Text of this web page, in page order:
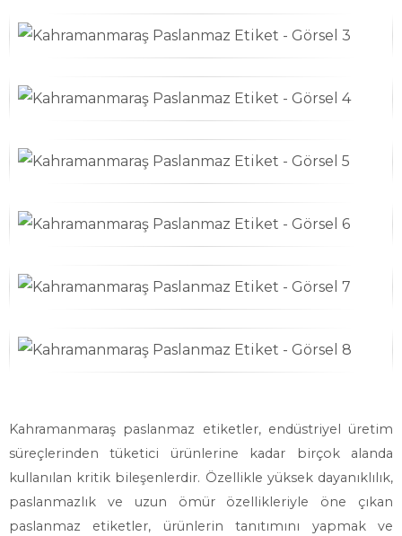
Kahramanmaraş paslanmaz etiketler, endüstriyel üretim
süreçlerinden tüketici ürünlerine kadar birçok alanda
kullanılan kritik bileşenlerdir. Özellikle yüksek dayanıklılık,
paslanmazlık ve uzun ömür özellikleriyle öne çıkan
paslanmaz etiketler, ürünlerin tanıtımını yapmak ve